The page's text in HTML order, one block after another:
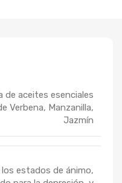
de aceites esenciales
Verbena, Manzanilla,
Jazmín
los estados de ánimo,